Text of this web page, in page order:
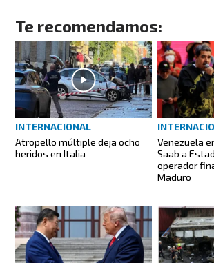
Te recomendamos:
INTERNACIONAL
Atropello múltiple deja ocho
heridos en Italia
Venezuela
Saab a
operador
Maduro